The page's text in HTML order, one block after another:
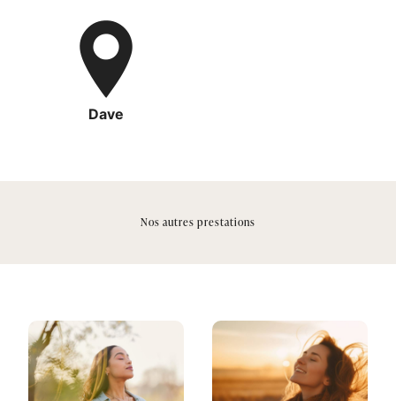
Dave
Nos autres prestations